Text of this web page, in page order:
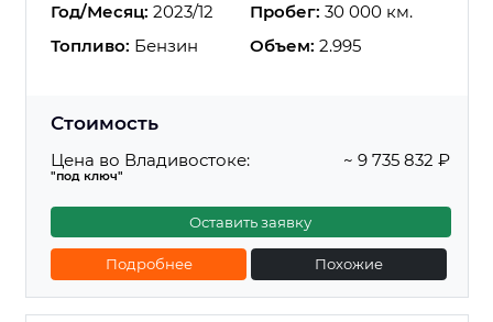
Год/Месяц: 2023/12 Пробег: 30 000 км.
Топливо: Бензин Объем: 2.995
Стоимость
Цена во Владивостоке:
"под ключ"
~ 9 735 832 ₽
Оставить заявку
Подробнее Похожие